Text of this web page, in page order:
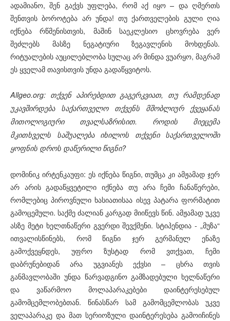
ადამიანო, შენ გაქვს უფლება, რომ აქ იყო – და ღმერთს
შენთვის ბოროტება არ უნდა! თუ ქართველების გული ღია
იქნება რწმენისთვის, მაშინ საეკლესიო ცხოვრება ვერ
შეძლებს მასზე ნეგატიური ზეგავლენის მოხდენას.
რიტუალების აუცილებლობა სულაც არ მინდა ვუარყო, მაგრამ
ეს ყველამ თავისთვის უნდა გადაწყვიტოს.
Allgeo.org: თქვენ აპირებდით გაგერკვიათ, თუ რამდენად
უკავშირდება საქართველო თქვენს მშობლიურ ქვეყანას
მითოლოგიური თვალსაზრისით. როდის მიეცემა
მკითხველს საშუალება იხილოს თქვენი საქართველოში
ყოფნის დროს დაწერილი წიგნი?
დომინიკ ირტენკაუფი: ეს იქნება წიგნი, თუმცა კი ამჟამად ჯერ
არ არის გადაწყვეტილი იქნება თუ არა ჩემი ჩანაწერები,
რომლებიც პიროვნული ხასიათისაა ისევ პატარა ფორმატით
გამოცემული. საქმე ძალიან კარგად მიიწევს წინ. ამჟამად უკვე
ასზე მეტი ხელთნაწერი გვერდი შევქმენი. სტიპენდია - „მუზა“
ითვალისწინებს, რომ წიგნი ჯერ გერმანულ ენაზე
გამოქვეყნდეს, უფრო ზუსტად რომ ვთქვათ, ჩემი
დაბრუნებიდან არა უგვიანეს ექვსი – ცხრა თვის
განმავლობაში უნდა წარვადგინო გამზადებული ხელნაწერი
და ვაწარმოო მოლაპარაკებები დაინტერესებულ
გამომცემლობებთან. წინასწარ სამ გამომცემლობას უკვე
ველაპარაკე და მათ სერიოზული დაინტერესება გამოიჩინეს